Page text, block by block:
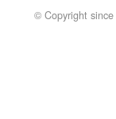
© Copyright